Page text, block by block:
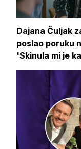
Dajana Čuljak
poslao poruku
'Skinula mi je